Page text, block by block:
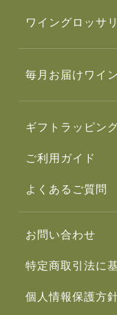
ワイングロッサ
毎月お届けワイ
ギフトラッピン
ご利用ガイド
よくあるご質問
お問い合わせ
特定商取引法に
個人情報保護方